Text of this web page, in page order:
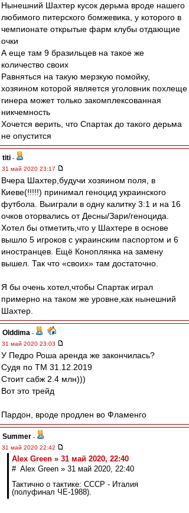
Нынешний Шахтер кусок дерьма вроде нашего
любимого питерского бомжевика, у которого в
чемпионате открытые фарм клубы отдающие
очки
А еще там 9 бразильцев на такое же
количество своих
Равняться на такую мерзкую помойку,
хозяином которой является уголовник похлеще
гинера может только закомплексованная
никчемность
Хочется верить, что Спартак до такого дерьма
не опустится
titi -
31 май 2020 23:17
Вчера Шахтер,будучи хозяином поля, в
Киеве(!!!!!) принимал геноцид украинского
футбола. Выиграли в одну калитку 3:1 и на 16
очков оторвались от Десны/Зари/геноцида.
Хотел бы отметить,что у Шахтере в основе
вышло 5 игроков с украинским паспортом и 6
иностранцев. Ещё Коноплянка на замену
вышел. Так что «своих» там достаточно.
Я бы очень хотел,чтобы Спартак играл
примерно на таком же уровне,как нынешний
Шахтер.
Olddima -
31 май 2020 23:03
У Педро Роша аренда же закончилась?
Судя по ТМ 31.12.2019
Стоит сабж 2.4 млн)))
Вот это трейд
Пардон, вроде продлен во Фламенго
Summer -
31 май 2020 22:42
Alex Green » 31 май 2020, 22:40
# Alex Green » 31 май 2020, 22:40
Тактично о тактике: СССР - Италия
(полуфинал ЧЕ-1988).